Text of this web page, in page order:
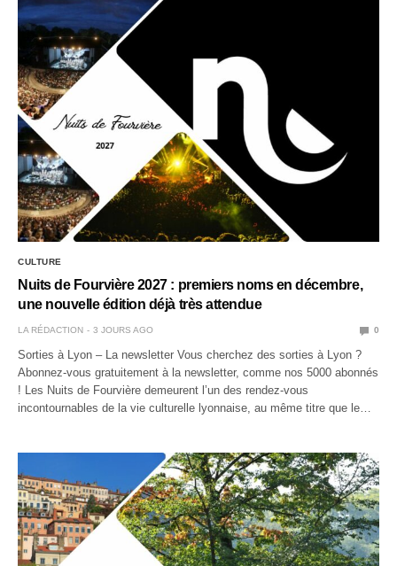
CULTURE
Nuits de Fourvière 2027 : premiers noms en décembre,
une nouvelle édition déjà très attendue
LA RÉDACTION 3 JOURS AGO 0
Sorties à Lyon – La newsletter Vous cherchez des sorties à Lyon ?
Abonnez-vous gratuitement à la newsletter, comme nos 5000 abonnés
! Les Nuits de Fourvière demeurent l’un des rendez-vous
incontournables de la vie culturelle lyonnaise, au même titre que le…